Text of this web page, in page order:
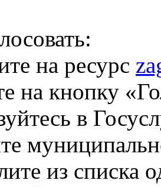
на ресурс
на кнопку
в
из списка